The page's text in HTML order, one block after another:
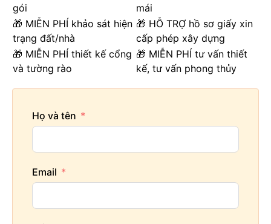
gói
mái
🎁 MIỄN PHÍ khảo sát hiện
trạng đất/nhà
🎁 HỖ TRỢ hồ sơ giấy xin
cấp phép xây dựng
🎁 MIỄN PHÍ thiết kế cổng
và tường rào
🎁 MIỄN PHÍ tư vấn thiết
kế, tư vấn phong thủy
Họ và tên
Email